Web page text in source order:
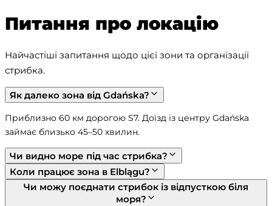
Питання про локацію
Найчастіші запитання щодо цієї зони та організації
стрибка.
Як далеко зона від Gdańska?
Приблизно 60 км дорогою S7. Доїзд із центру Gdańska
займає близько 45–50 хвилин.
Чи видно море під час стрибка?
Коли працює зона в Elblągu?
Чи можу поєднати стрибок із відпусткою біля
моря?